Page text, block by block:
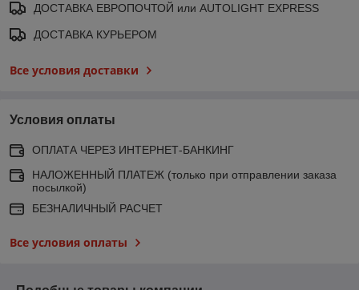
ДОСТАВКА ЕВРОПОЧТОЙ или AUTOLIGHT EXPRESS
ДОСТАВКА КУРЬЕРОМ
Все условия доставки
Условия оплаты
ОПЛАТА ЧЕРЕЗ ИНТЕРНЕТ-БАНКИНГ
НАЛОЖЕННЫЙ ПЛАТЕЖ (только при отправлении заказа
посылкой)
БЕЗНАЛИЧНЫЙ РАСЧЕТ
Все условия оплаты